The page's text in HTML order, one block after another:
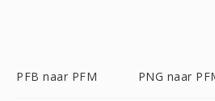
PFB naar PFM PNG naar